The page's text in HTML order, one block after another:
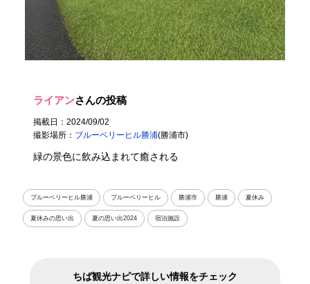
ライアンさんの投稿
掲載日：2024/09/02
撮影場所： ブルーベリーヒル勝浦(勝浦市)
緑の景色に飲み込まれて癒される
ブルーベリーヒル勝浦 ブルーベリーヒル 勝浦市 勝浦 夏休み
夏休みの思い出 夏の思い出2024 宿泊施設
ちば観光ナビで詳しい情報をチェック